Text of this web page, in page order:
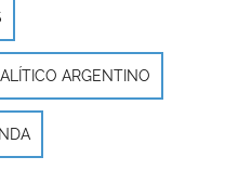
ARGENTINO